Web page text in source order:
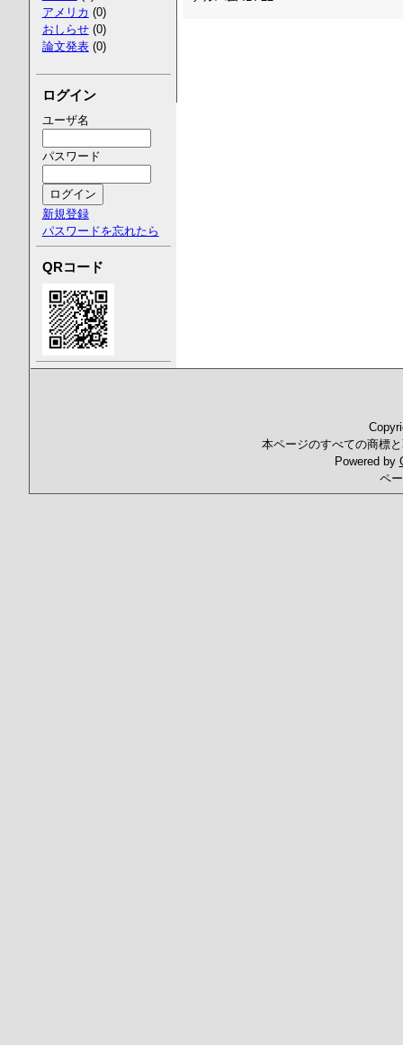
アメリカ (0)
おしらせ(0)
論文発表(0)
ログイン
ユーザ名
パスワード
新規登録
パスワードを忘れたら
QRコード
本ページのすべての商標
Powered by
ペ